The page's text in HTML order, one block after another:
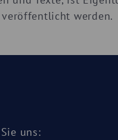
werden.
uns: